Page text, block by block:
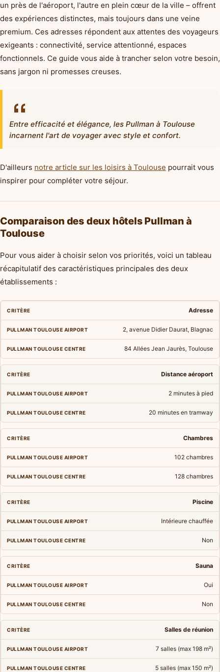
un près de l'aéroport, l'autre en plein cœur de la ville – offrent
des expériences distinctes, mais toujours dans une veine
premium. Ces adresses répondent aux attentes des voyageurs
exigeants : connectivité, service attentionné, espaces
fonctionnels. Ce guide vous aide à trancher selon votre besoin,
sans jargon ni promesses creuses.
Entre efficacité et élégance, les Pullman à Toulouse
incarnent l'art de voyager avec style et confort.
D'ailleurs notre article sur les loisirs à Toulouse pourrait vous
inspirer pour compléter votre séjour.
Comparaison des deux hôtels Pullman à
Toulouse
Pour vous aider à choisir selon vos priorités, voici un tableau
récapitulatif des caractéristiques principales des deux
établissements :
Adresse
2, avenue Didier Daurat, Blagnac
84 Allées Jean Jaurès, Toulouse
Distance aéroport
2 minutes à pied
20 minutes en tramway
Chambres
102 chambres
128 chambres
Piscine
Intérieure chauffée
Non
Sauna
Oui
Non
Salles de réunion
7 salles (max 198 m²)
5 salles (max 150 m²)